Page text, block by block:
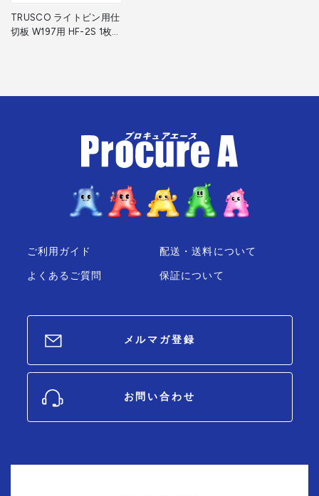
TRUSCO ライトビン用仕
切板 W197用 HF-2S 1枚
ご利用ガイド
よくあるご質問
配送・送料について
保証について
メルマガ登録
お問い合わせ